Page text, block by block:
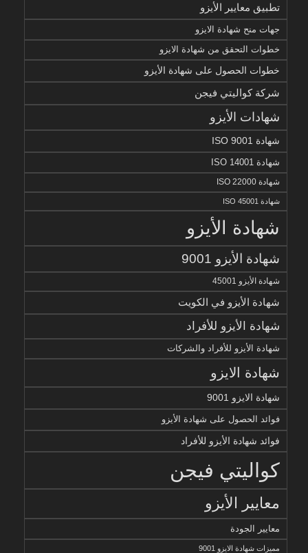
تطبيق معايير الأيزو
جهات منح شهادة الايزو
خطوات التحقق من شهادة الايزو
خطوات الحصول على شهادة الأيزو
شركة كواليتي فيجن
شهادات الأيزو
شهادة ISO 9001
شهادة ISO 14001
شهادة ISO 22000
شهادة ISO 45001
شهادة الأيزو
شهادة الأيزو 9001
شهادة الأيزو 45001
شهادة الأيزو في الكويت
شهادة الأيزو للأفراد
شهادة الأيزو للأفراد والشركات
شهادة الايزو
شهادة الايزو 9001
فوائد الحصول على شهادة الأيزو
فوائد شهادة الأيزو للأفراد
كواليتي فيجن
معايير الأيزو
معايير الجودة
مميزات شهادة الايزو 9001